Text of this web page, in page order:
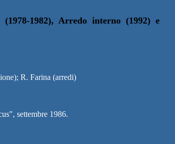
1982), Arredo interno (1992) e
R. Farina (arredi)
settembre 1986.